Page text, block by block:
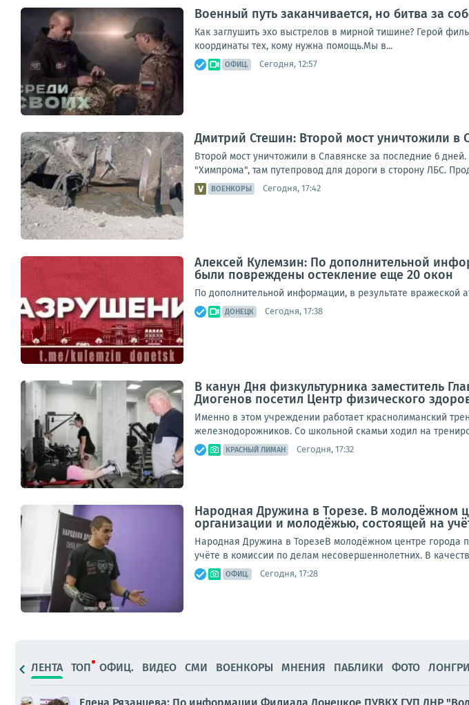
Военный путь заканчивается, но битва за
Как заглушить эхо выстрелов в мирной тишине? Герой
координаты тех, кому нужна помощь.Мы в...
ОФИЦ. Сегодня, 12:57
Дмитрий Стешин: Второй мост уничтожили в
Второй мост уничтожили в Славянске за последние 6
"Химпрома", там путепровод для дороги в сторону ЛБС.
ВОЕНКОРЫ Сегодня, 17:42
Алексей Кулемзин: По дополнительной
были повреждены остекление еще 20 окон
По дополнительной информации, в результате
ДОНЕЦК Сегодня, 17:38
В канун Дня физкультурника заместитель
Диогенов посетил Центр физического
Именно в этом учреждении работает краснолиманский
железнодорожников. Со школьной скамьи ходил на
КРАСНЫЙ ЛИМАН Сегодня, 17:32
Народная Дружина в Торезе. В молодёжном
организации и молодёжью, состоящей на
Народная Дружина в ТорезеВ молодёжном центре города
учёте в комиссии по делам несовершеннолетних. В
ОФИЦ. Сегодня, 17:28
ЛЕНТА ТОП ОФИЦ. ВИДЕО СМИ ВОЕНКОРЫ МНЕНИЯ ПАБЛИКИ ФОТО
Елена Рязанцева: По информации Филиала Донецкое ПУВКХ ГУП ДНР